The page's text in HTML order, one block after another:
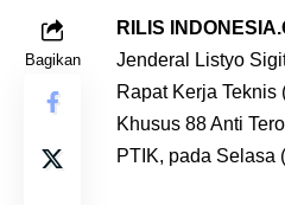
Bagikan
RILIS
Jenderal Listyo
Rapat Kerja Teknis
Khusus 88 Anti
PTIK, pada Selasa